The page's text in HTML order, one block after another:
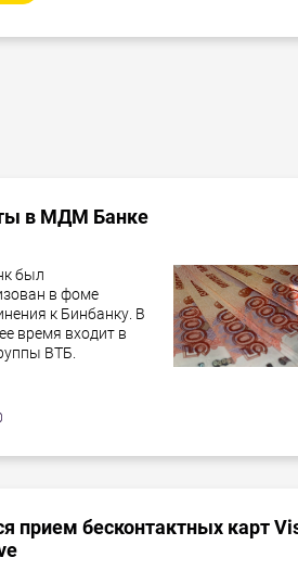
в МДМ Банке
был
в фоме
к Бинбанку. В
время входит в
ВТБ.
прием бесконтактных карт